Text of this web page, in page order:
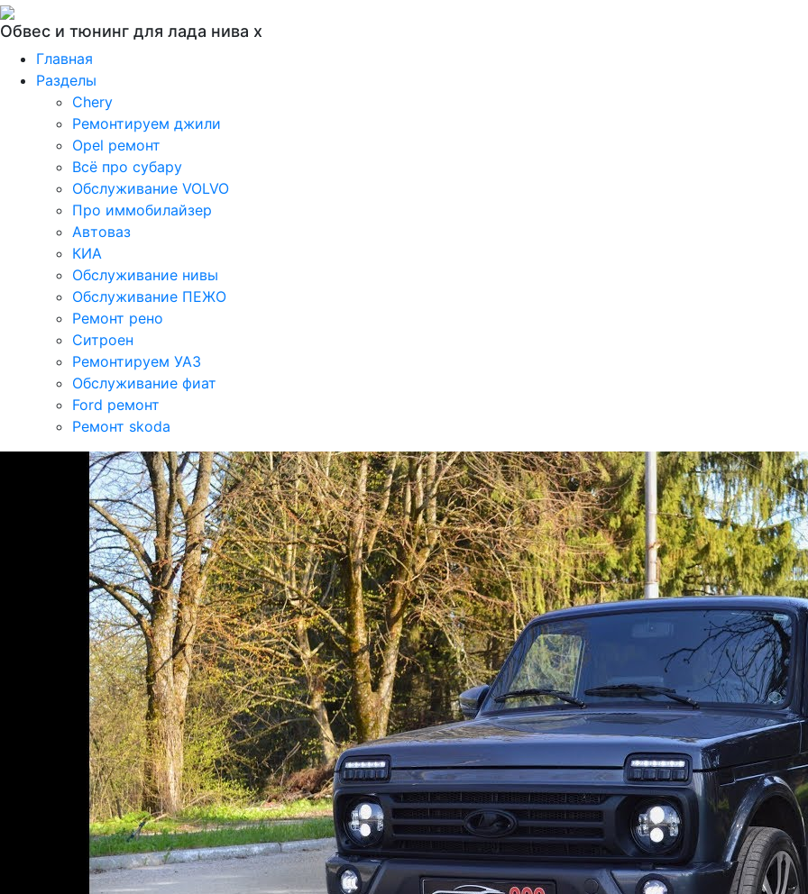
Обвес и тюнинг для лада нива х
Главная
Разделы
Chery
Ремонтируем джили
Opel ремонт
Всё про субару
Обслуживание VOLVO
Про иммобилайзер
Автоваз
КИА
Обслуживание нивы
Обслуживание ПЕЖО
Ремонт рено
Ситроен
Ремонтируем УАЗ
Обслуживание фиат
Ford ремонт
Ремонт skoda